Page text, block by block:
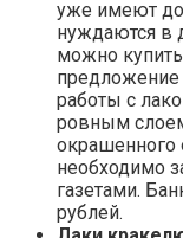
уже имеют
нуждаются в
можно
работы с
ровным
окрашенного
необходимо
газетами.
рублей.